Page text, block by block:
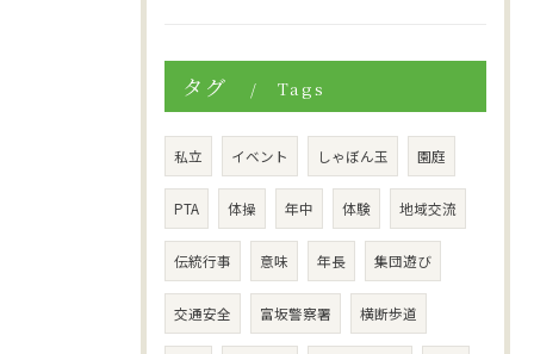
タグ Tags
私立 イベント しゃぼん玉 園庭
PTA 体操 年中 体験 地域交流
伝統行事 意味 年長 集団遊び
交通安全 富坂警察署 横断歩道